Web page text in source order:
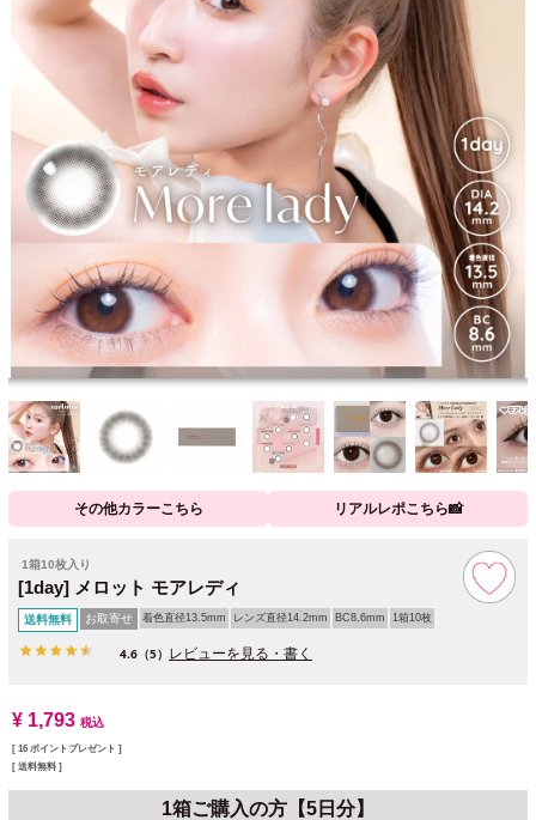
その他カラーこちら リアルレポこちら📸
1箱10枚入り
[1day] メロット モアレディ
送料無料 お取寄せ 着色直径13.5mm レンズ直径14.2mm BC8.6mm 1箱10枚
4.6 （5） レビューを見る・書く
¥ 1,793 税込
[ 16 ポイントプレゼント ]
送料無料
1箱ご購入の方【5日分】